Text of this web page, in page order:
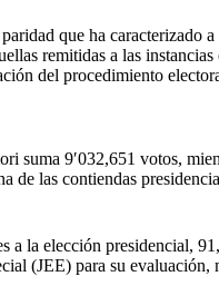
que ha caracterizado
remitidas a las
del procedimiento
9′032,651 votos,
las contiendas
la elección presidencial,
(JEE) para su evaluación,